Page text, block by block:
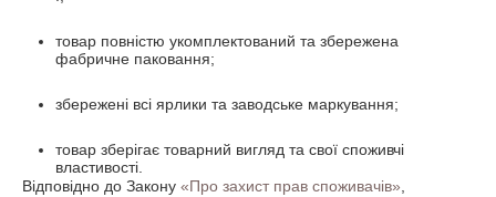
товар повністю укомплектований та збережена
фабричне паковання;
збережені всі ярлики та заводське маркування;
товар зберігає товарний вигляд та свої споживчі
властивості.
Відповідно до Закону «Про захист прав споживачів»